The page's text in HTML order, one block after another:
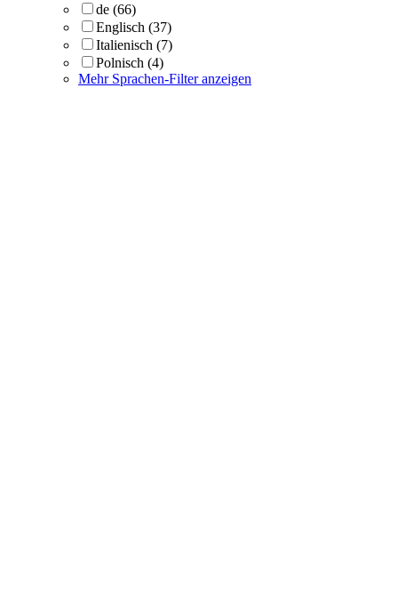
de (66)
Englisch (37)
Italienisch (7)
Polnisch (4)
Mehr Sprachen-Filter anzeigen